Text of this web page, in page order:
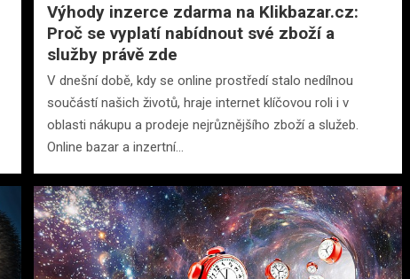
Výhody inzerce zdarma na Klikbazar.cz:
Proč se vyplatí nabídnout své zboží a
služby právě zde
V dnešní době, kdy se online prostředí stalo nedílnou
součástí našich životů, hraje internet klíčovou roli i v
oblasti nákupu a prodeje nejrůznějšího zboží a služeb.
Online bazar a inzertní…